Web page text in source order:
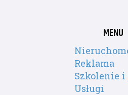
MENU
Reklama
Szkolenie i
Usługi